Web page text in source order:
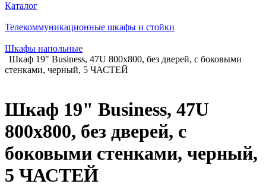
Каталог
Телекоммуникационные шкафы и стойки
Шкафы напольные
Шкаф 19" Business, 47U 800x800, без дверей, с боковыми
стенками, черный, 5 ЧАСТЕЙ
Шкаф 19" Business, 47U
800x800, без дверей, с
боковыми стенками, черный,
5 ЧАСТЕЙ